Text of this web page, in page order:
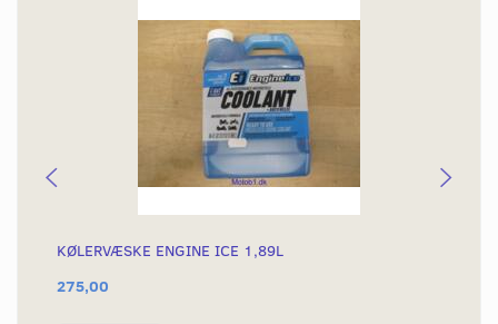
KØLERVÆSKE ENGINE ICE 1,89L
275,00